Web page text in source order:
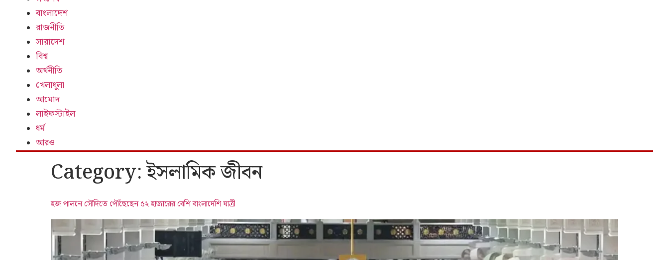
বাংলাদেশ
রাজনীতি
সারাদেশ
বিশ্ব
অর্থনীতি
খেলাধুলা
আমোদ
লাইফস্টাইল
ধর্ম
আরও
Category:ইসলামিক জীবন
হজ পালনে সৌদিতে পৌঁছেছেন ৫২ হাজারের বেশি বাংলাদেশি যাত্রী